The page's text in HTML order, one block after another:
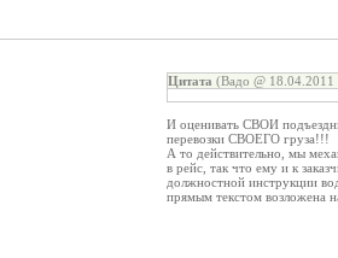
Цитата (Вадо @ 18.04.2011
И оценивать СВОИ
перевозки СВОЕГО груза!!!
А то действительно, мы
в рейс, так что ему и к
должностной инструкции
прямым текстом возложена